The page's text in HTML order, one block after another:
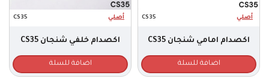
أصلي CS35
اكصدام امامي شنجان CS35
اضافة للسلة
أصلي CS35
اكصدام خلفي شنجان CS35
اضافة للسلة